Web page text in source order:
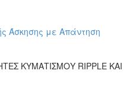
Άσκησης με Απάντηση
ΚΥΜΑΤΙΣΜΟΥ RIPPLE ΚΑΙ